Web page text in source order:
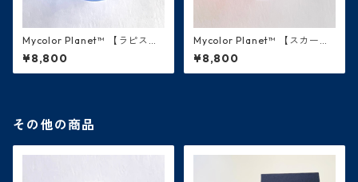
Mycolor Planet™ 【ラピスラ
ズリ・瑠璃色】地球
¥8,800
Mycolor Planet™ 【スカーレ
ット・赤】火星
¥8,800
その他の商品